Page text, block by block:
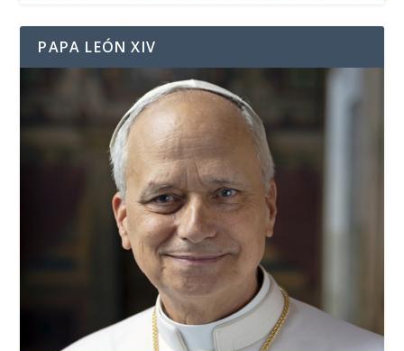
PAPA LEÓN XIV